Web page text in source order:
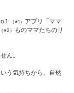
（※1） アプリ「ママ
（※2）
ものママたちのリ
ん。
う気持ちから、自然